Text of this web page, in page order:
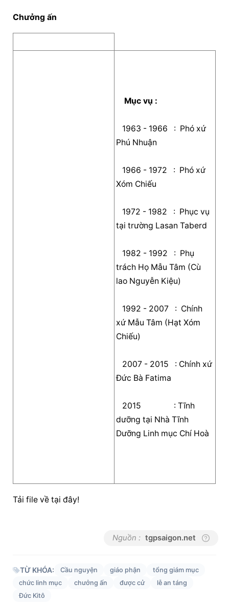
Chưởng ấn
  Mục vụ :
Phú Nhuận
Xóm Chiếu
tại trường Lasan Taberd
trách Họ Mẫu Tâm (Cù
lao Nguyễn Kiệu)
xứ Mẫu Tâm (Hạt Xóm
Chiếu)
Đức Bà Fatima
dưỡng tại Nhà Tĩnh
Tải file về tại đây!
Nguồn : tgpsaigon.net
TỪ KHÓA: Cầu nguyện giáo phận
tổng giám mục
chức linh mục
chưởng ấn được cử
lễ an táng
Đức Kitô